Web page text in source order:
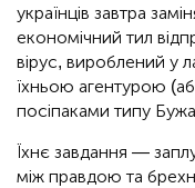
українців завтра
економічний тил
вірус, вироблений у
їхньою агентурою
посіпаками типу
Їхнє завдання —
між правдою та